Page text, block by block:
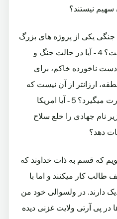
نیستند؟
جنگی یکی از پروژه های بزرگ
کشور های بزرگ جهانی نیست؟４- آیا در حالت جنگ و
ناخورده خاکم، برای
ارزانتر از آن نیست که
در حالت آرام و مسئون صورت میگیرد؟５- آیا امریکا
نام جهادی را خلع سلاح
دهد؟
که قسم به ذات خداوند که
طالب کار میکنند و اما با
دارند. در ولسوالی خود من
پی آرتی ولایت غزنی دیده